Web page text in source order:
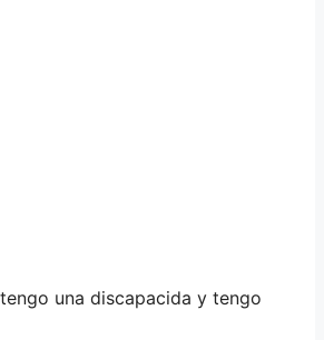
una discapacida y tengo